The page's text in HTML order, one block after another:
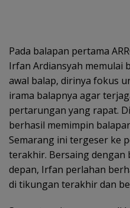
Pada balapan pertama
Irfan Ardiansyah memulai
awal balap, dirinya fokus
irama balapnya agar
pertarungan yang rapat.
berhasil memimpin
Semarang ini tergeser ke
terakhir. Bersaing dengan
depan, Irfan perlahan
di tikungan terakhir dan